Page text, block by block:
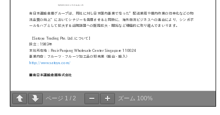
ページ 1 / 2 ズーム 100%